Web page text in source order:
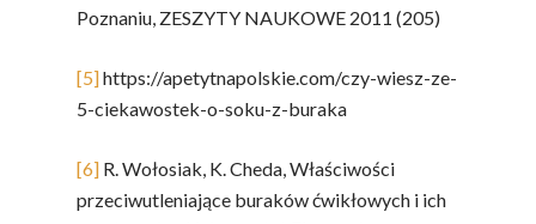
Poznaniu, ZESZYTY NAUKOWE 2011 (205)
[5]https://apetytnapolskie.com/czy-wiesz-ze-
5-ciekawostek-o-soku-z-buraka
[6] R. Wołosiak, K. Cheda, Właściwości
przeciwutleniające buraków ćwikłowych i ich